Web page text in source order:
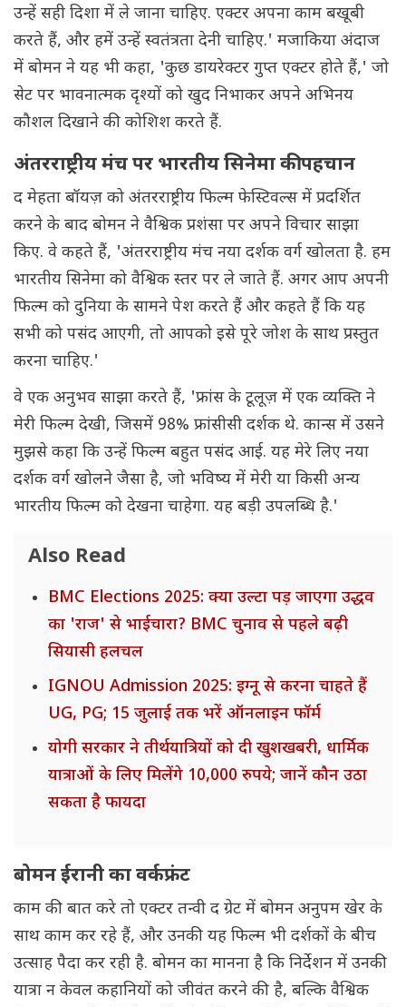
उन्हें सही दिशा में ले जाना चाहिए. एक्टर अपना काम बखूबी
करते हैं, और हमें उन्हें स्वतंत्रता देनी चाहिए.' मजाकिया अंदाज
में बोमन ने यह भी कहा, 'कुछ डायरेक्टर गुप्त एक्टर होते हैं,' जो
सेट पर भावनात्मक दृश्यों को खुद निभाकर अपने अभिनय
कौशल दिखाने की कोशिश करते हैं.
अंतरराष्ट्रीय मंच पर भारतीय सिनेमा की पहचान
द मेहता बॉयज़ को अंतरराष्ट्रीय फिल्म फेस्टिवल्स में प्रदर्शित
करने के बाद बोमन ने वैश्विक प्रशंसा पर अपने विचार साझा
किए. वे कहते हैं, 'अंतरराष्ट्रीय मंच नया दर्शक वर्ग खोलता है. हम
भारतीय सिनेमा को वैश्विक स्तर पर ले जाते हैं. अगर आप अपनी
फिल्म को दुनिया के सामने पेश करते हैं और कहते हैं कि यह
सभी को पसंद आएगी, तो आपको इसे पूरे जोश के साथ प्रस्तुत
करना चाहिए.'
वे एक अनुभव साझा करते हैं, 'फ्रांस के टूलूज़ में एक व्यक्ति ने
मेरी फिल्म देखी, जिसमें 98% फ्रांसीसी दर्शक थे. कान्स में उसने
मुझसे कहा कि उन्हें फिल्म बहुत पसंद आई. यह मेरे लिए नया
दर्शक वर्ग खोलने जैसा है, जो भविष्य में मेरी या किसी अन्य
भारतीय फिल्म को देखना चाहेगा. यह बड़ी उपलब्धि है.'
Also Read
BMC Elections 2025: क्या उल्टा पड़ जाएगा उद्धव
का 'राज' से भाईचारा? BMC चुनाव से पहले बढ़ी
सियासी हलचल
IGNOU Admission 2025: इग्नू से करना चाहते हैं
UG, PG; 15 जुलाई तक भरें ऑनलाइन फॉर्म
योगी सरकार ने तीर्थयात्रियों को दी खुशखबरी, धार्मिक
यात्राओं के लिए मिलेंगे 10,000 रुपये; जानें कौन उठा
सकता है फायदा
बोमन ईरानी का वर्कफ्रंट
काम की बात करे तो एक्टर तन्वी द ग्रेट में बोमन अनुपम खेर के
साथ काम कर रहे हैं, और उनकी यह फिल्म भी दर्शकों के बीच
उत्साह पैदा कर रही है. बोमन का मानना है कि निर्देशन में उनकी
यात्रा न केवल कहानियों को जीवंत करने की है, बल्कि वैश्विक